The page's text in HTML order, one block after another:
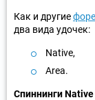
Как и другие
два вида удочек:
Native,
Area.
Спиннинги Native